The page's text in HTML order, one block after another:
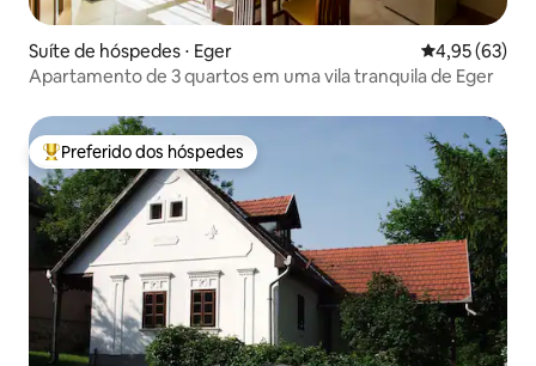
Suíte de hóspedes ⋅ Eger 4,95 de uma
4,95 (63)
Apartamento de 3 quartos em uma vila tranquila de Eger
Entre os melhores preferidos dos hóspedes
Preferido dos hóspedes